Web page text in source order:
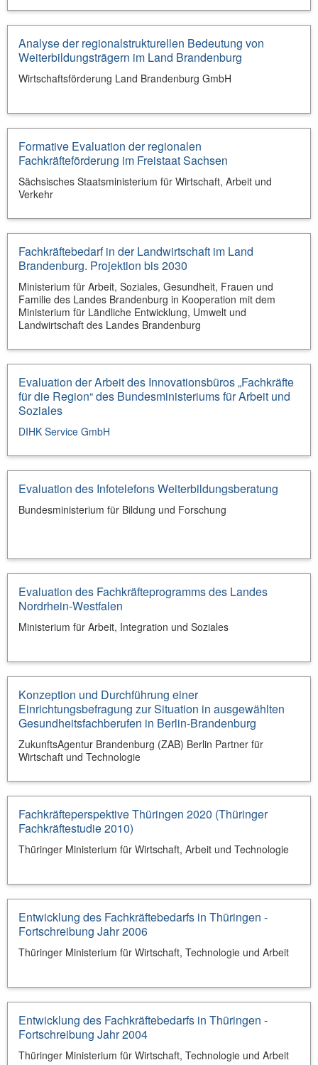
Analyse der regionalstrukturellen Bedeutung von
Weiterbildungsträgern im Land Brandenburg
Wirtschaftsförderung Land Brandenburg GmbH
Formative Evaluation der regionalen
Fachkräfteförderung im Freistaat Sachsen
Sächsisches Staatsministerium für Wirtschaft, Arbeit und
Verkehr
Fachkräftebedarf in der Landwirtschaft im Land
Brandenburg. Projektion bis 2030
Ministerium für Arbeit, Soziales, Gesundheit, Frauen und
Familie des Landes Brandenburg in Kooperation mit dem
Ministerium für Ländliche Entwicklung, Umwelt und
Landwirtschaft des Landes Brandenburg
Evaluation der Arbeit des Innovationsbüros „Fachkräfte
für die Region“ des Bundesministeriums für Arbeit und
Soziales
DIHK Service GmbH
Evaluation des Infotelefons Weiterbildungsberatung
Bundesministerium für Bildung und Forschung
Evaluation des Fachkräfteprogramms des Landes
Nordrhein-Westfalen
Ministerium für Arbeit, Integration und Soziales
Konzeption und Durchführung einer
Einrichtungsbefragung zur Situation in ausgewählten
Gesundheitsfachberufen in Berlin-Brandenburg
ZukunftsAgentur Brandenburg (ZAB) Berlin Partner für
Wirtschaft und Technologie
Fachkräfteperspektive Thüringen 2020 (Thüringer
Fachkräftestudie 2010)
Thüringer Ministerium für Wirtschaft, Arbeit und Technologie
Entwicklung des Fachkräftebedarfs in Thüringen -
Fortschreibung Jahr 2006
Thüringer Ministerium für Wirtschaft, Technologie und Arbeit
Entwicklung des Fachkräftebedarfs in Thüringen -
Fortschreibung Jahr 2004
Thüringer Ministerium für Wirtschaft, Technologie und Arbeit